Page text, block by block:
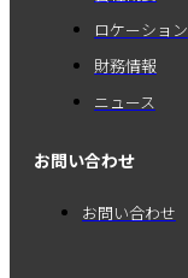
ロケーション
財務情報
ニュース
お問い合わせ
お問い合わせ